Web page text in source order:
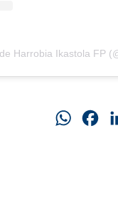
Harrobia Ikastola FP